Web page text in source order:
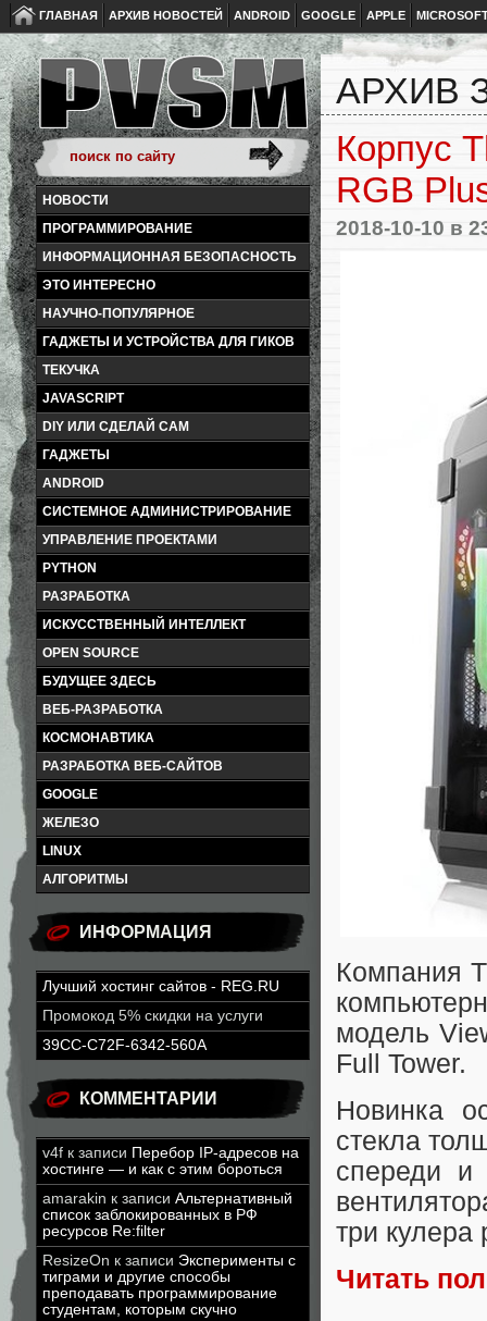
ГЛАВНАЯ АРХИВ НОВОСТЕЙ ANDROID GOOGLE APPLE
НОВОСТИ
ПРОГРАММИРОВАНИЕ
ИНФОРМАЦИОННАЯ БЕЗОПАСНОСТЬ
ЭТО ИНТЕРЕСНО
НАУЧНО-ПОПУЛЯРНОЕ
ГАДЖЕТЫ И УСТРОЙСТВА ДЛЯ ГИКОВ
ТЕКУЧКА
JAVASCRIPT
DIY ИЛИ СДЕЛАЙ САМ
ГАДЖЕТЫ
ANDROID
СИСТЕМНОЕ АДМИНИСТРИРОВАНИЕ
УПРАВЛЕНИЕ ПРОЕКТАМИ
PYTHON
РАЗРАБОТКА
ИСКУССТВЕННЫЙ ИНТЕЛЛЕКТ
OPEN SOURCE
БУДУЩЕЕ ЗДЕСЬ
ВЕБ-РАЗРАБОТКА
КОСМОНАВТИКА
РАЗРАБОТКА ВЕБ-САЙТОВ
GOOGLE
ЖЕЛЕЗО
LINUX
АЛГОРИТМЫ
ИНФОРМАЦИЯ
Лучший хостинг сайтов - REG.RU
Промокод 5% скидки на услуги
39CC-C72F-6342-560A
КОММЕНТАРИИ
v4f к записи Перебор IP-адресов на
хостинге — и как с этим бороться
amarakin к записи Альтернативный
список заблокированных в РФ
ресурсов Re:filter
ResizeOn к записи Эксперименты с
тиграми и другие способы
преподавать программирование
студентам, которым скучно
АРХИВ
Корпус
RGB
2018-10-10 в
Компания
модель
Full Tower.
Новинка
стекла
спереди и
три
Читать